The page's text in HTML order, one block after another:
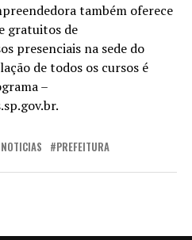
também oferece
gratuitos de
presenciais na sede do
de todos os cursos é
–
NOTICIAS PREFEITURA